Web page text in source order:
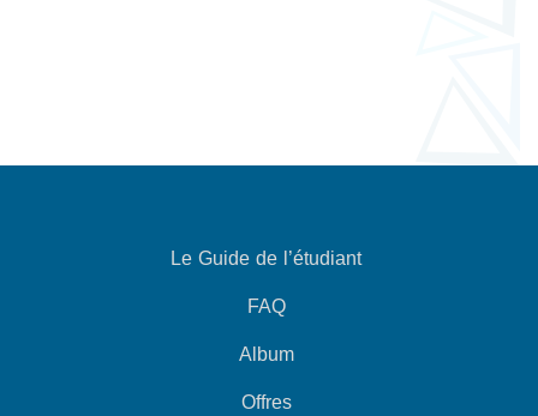
Le Guide de l’étudiant
FAQ
Album
Offres